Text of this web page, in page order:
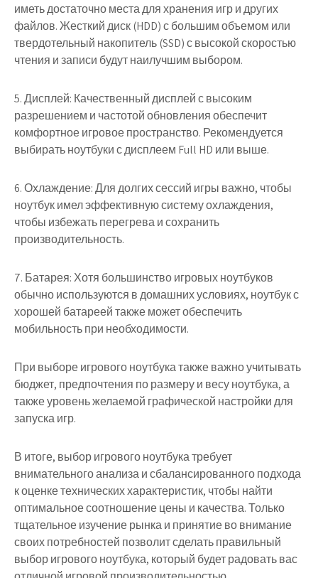
иметь достаточно места для хранения игр и других
файлов. Жесткий диск (HDD) с большим объемом или
твердотельный накопитель (SSD) с высокой скоростью
чтения и записи будут наилучшим выбором.
5. Дисплей: Качественный дисплей с высоким
разрешением и частотой обновления обеспечит
комфортное игровое пространство. Рекомендуется
выбирать ноутбуки с дисплеем Full HD или выше.
6. Охлаждение: Для долгих сессий игры важно, чтобы
ноутбук имел эффективную систему охлаждения,
чтобы избежать перегрева и сохранить
производительность.
7. Батарея: Хотя большинство игровых ноутбуков
обычно используются в домашних условиях, ноутбук с
хорошей батареей также может обеспечить
мобильность при необходимости.
При выборе игрового ноутбука также важно учитывать
бюджет, предпочтения по размеру и весу ноутбука, а
также уровень желаемой графической настройки для
запуска игр.
В итоге, выбор игрового ноутбука требует
внимательного анализа и сбалансированного подхода
к оценке технических характеристик, чтобы найти
оптимальное соотношение цены и качества. Только
тщательное изучение рынка и принятие во внимание
своих потребностей позволит сделать правильный
выбор игрового ноутбука, который будет радовать вас